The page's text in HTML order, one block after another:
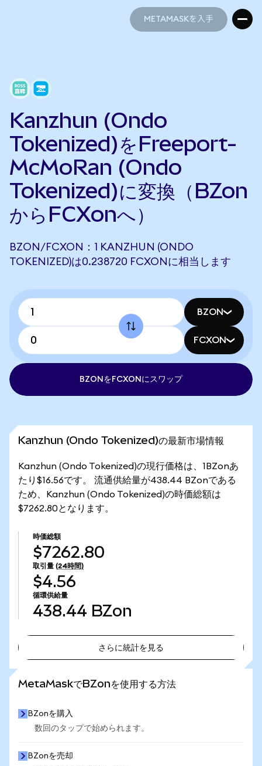
METAMASKを入手
Kanzhun (Ondo
Tokenized)をFreeport-
McMoRan (Ondo
Tokenized)に変換（BZon
からFCXonへ）
BZON/FCXON：1 KANZHUN (ONDO
TOKENIZED)は0.238720 FCXONに相当します
BZON
FCXON
BZONをFCXONにスワップ
Kanzhun (Ondo Tokenized)の最新市場情報
Kanzhun (Ondo Tokenized)の現行価格は、1BZonあ
たり$16.56です。 流通供給量が438.44 BZonである
ため、Kanzhun (Ondo Tokenized)の時価総額は
$7262.80となります。
時価総額
$7262.80
取引量 (24時間)
$4.56
循環供給量
438.44 BZon
さらに統計を見る
MetaMaskでBZonを使用する方法
BZonを購入
数回のタップで始められます。
BZonを売却